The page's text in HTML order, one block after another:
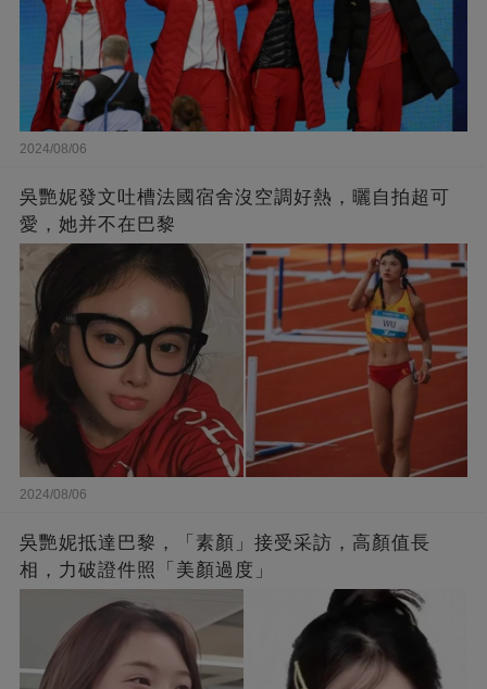
2024/08/06
吳艷妮發文吐槽法國宿舍沒空調好熱，曬自拍超可
愛，她并不在巴黎
2024/08/06
吳艷妮抵達巴黎，「素顏」接受采訪，高顏值長
相，力破證件照「美顏過度」